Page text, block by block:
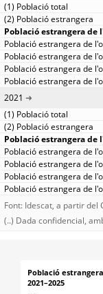
2021
Font: Idescat, a partir del
(..) Dada confidencial,